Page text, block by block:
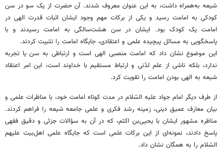
شیعه به‌همراه داشت، به این عنوان معروف شدند. آن حضرت از یک سو در سن
کودکی به امامت رسید و یکی از برکات مهم وجود ایشان اثبات قدرت الهی در
امامت یک کودک بود. ایشان در سن هشت‌سالگی به امامت رسیدند و با
پاسخگویی به مسائل پیچیده علمی و اعتقادی، جایگاه امامت را تثبیت کردند.
این موضوع نشان داد که امامت منصبی الهی است و ارتباطی به سن یا تجربه
ندارد، بلکه ناشی از علم لدّنی و ارتباط مستقیم با خداوند است، این امر اعتقاد
شیعه به الهی بودن امامت را تقویت کرد.
از طرف دیگر امام جواد علیه السّلام در مدت کوتاه امامت خود، با مناظرات علمی و
بیان معارف عمیق دینی، زمینه رشد فکری و علمی جامعه شیعه را فراهم کردند.
مناظره مشهور ایشان با یحیی‌بن اکثم، که در آن به سؤالات جزئی و دقیق فقهی
پاسخ دادند، نمونه‌ای از این برکات علمی است که جایگاه علمی اهل‌بیت علیهم
السّلام را به همگان نشان داد.